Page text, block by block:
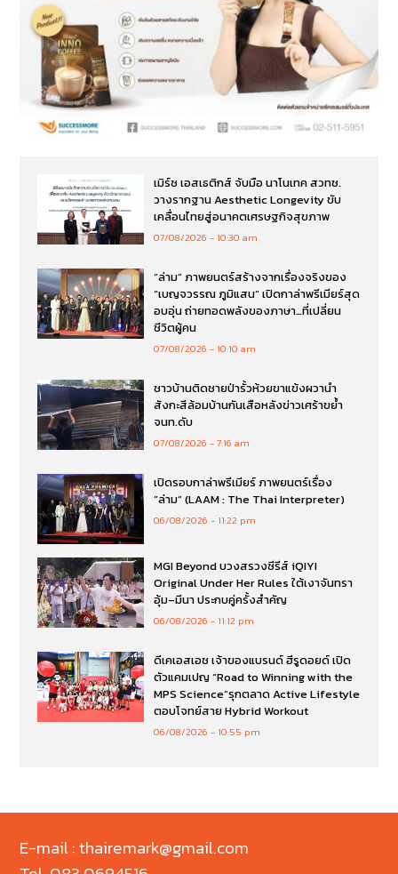
เมิร์ซ เอสเธติกส์ จับมือ นาโนเทค สวทช.
วางรากฐาน Aesthetic Longevity ขับ
เคลื่อนไทยสู่อนาคตเศรษฐกิจสุขภาพ
07/08/2026 10:30 am
“ล่าม” ภาพยนตร์สร้างจากเรื่องจริงของ
“เบญจวรรณ ภูมิแสน” เปิดกาล่าพรีเมียร์สุด
อบอุ่น ถ่ายทอดพลังของภาษา…ที่เปลี่ยน
ชีวิตผู้คน
07/08/2026 10:10 am
ชาวบ้านติดชายป่ารั้วห้วยขาแข้งผวานำ
สังกะสีล้อมบ้านกันเสือหลังข่าวเศร้าขย้ำ
จนท.ดับ
07/08/2026 7:16 am
เปิดรอบกาล่าพรีเมียร์ ภาพยนตร์เรื่อง
”ล่าม“ (LAAM : The Thai Interpreter)
06/08/2026 11:22 pm
MGI Beyond บวงสรวงซีรีส์ iQIYI
Original Under Her Rules ใต้เงาจันทรา
อุ้ม–มีนา ประกบคู่ครั้งสำคัญ
06/08/2026 11:12 pm
ดีเคเอสเอช เจ้าของแบรนด์ ฮีรูดอยด์ เปิด
ตัวแคมเปญ “Road to Winning with the
MPS Science”รุกตลาด Active Lifestyle
ตอบโจทย์สาย Hybrid Workout
06/08/2026 10:55 pm
E-mail : thairemark@gmail.com